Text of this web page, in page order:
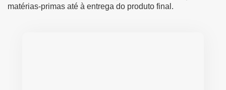
matérias-primas até à entrega do produto final.